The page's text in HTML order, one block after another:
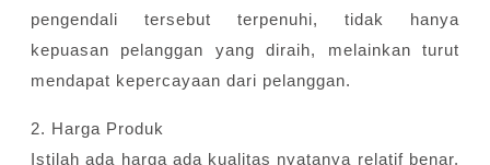
pengendali tersebut terpenuhi, tidak hanya
kepuasan pelanggan yang diraih, melainkan turut
mendapat kepercayaan dari pelanggan.
2. Harga Produk
Istilah ada harga ada kualitas nyatanya relatif benar.